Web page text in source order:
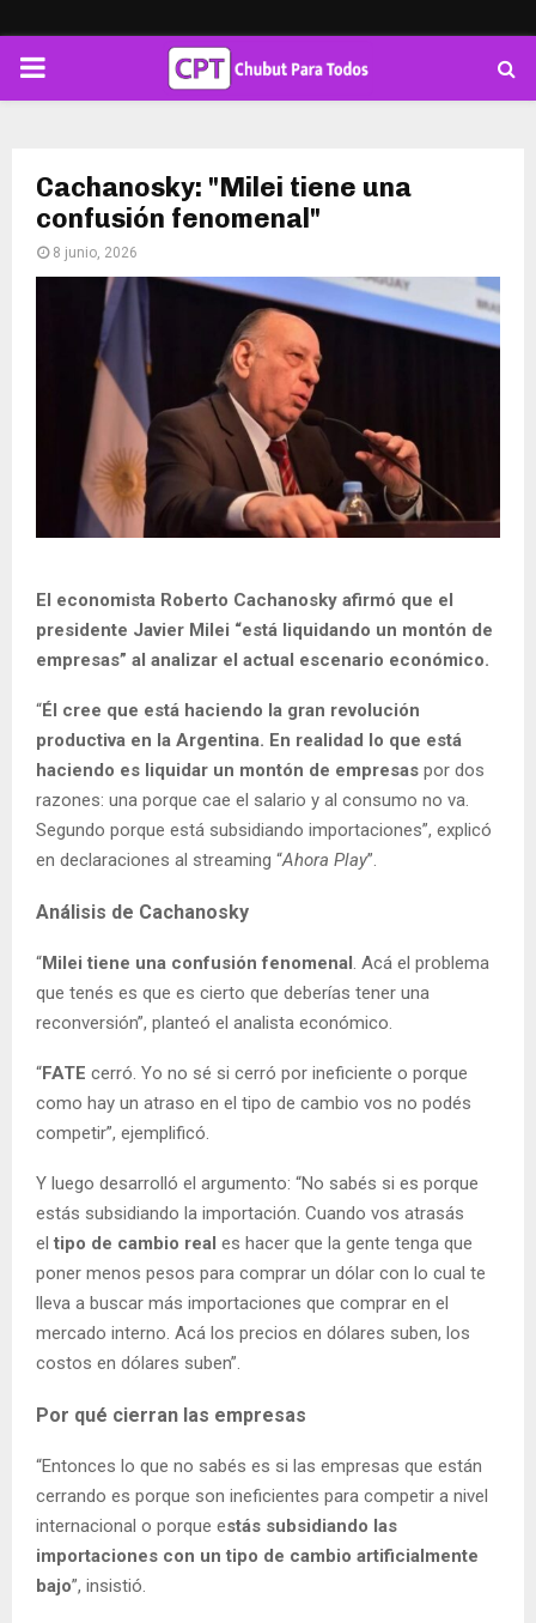
PRIMARY
Cachanosky: "Milei tiene una
confusión fenomenal"
8 junio, 2026
El economista Roberto Cachanosky afirmó que el
presidente Javier Milei “está liquidando un montón de
empresas” al analizar el actual escenario económico.
“Él cree que está haciendo la gran revolución
productiva en la Argentina. En realidad lo que está
haciendo es liquidar un montón de empresas por dos
razones: una porque cae el salario y al consumo no va.
Segundo porque está subsidiando importaciones”, explicó
en declaraciones al streaming “Ahora Play”.
Análisis de Cachanosky
“Milei tiene una confusión fenomenal. Acá el problema
que tenés es que es cierto que deberías tener una
reconversión”, planteó el analista económico.
“FATE cerró. Yo no sé si cerró por ineficiente o porque
como hay un atraso en el tipo de cambio vos no podés
competir”, ejemplificó.
Y luego desarrolló el argumento: “No sabés si es porque
estás subsidiando la importación. Cuando vos atrasás
el tipo de cambio real es hacer que la gente tenga que
poner menos pesos para comprar un dólar con lo cual te
lleva a buscar más importaciones que comprar en el
mercado interno. Acá los precios en dólares suben, los
costos en dólares suben”.
Por qué cierran las empresas
“Entonces lo que no sabés es si las empresas que están
cerrando es porque son ineficientes para competir a nivel
internacional o porque estás subsidiando las
importaciones con un tipo de cambio artificialmente
bajo”, insistió.